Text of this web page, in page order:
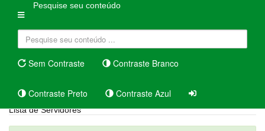
Pesquise seu conteúdo
Sem Contraste Contraste Branco
Contraste Preto Contraste Azul
Lista de Servidores